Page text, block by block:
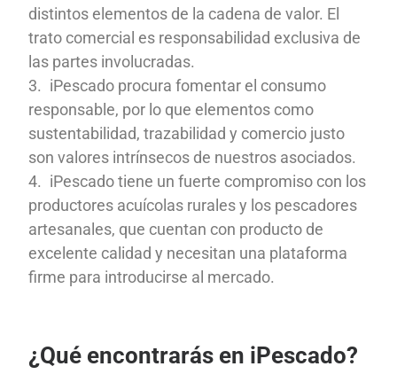
distintos elementos de la cadena de valor. El
trato comercial es responsabilidad exclusiva de
las partes involucradas.
iPescado procura fomentar el consumo
responsable, por lo que elementos como
sustentabilidad, trazabilidad y comercio justo
son valores intrínsecos de nuestros asociados.
iPescado tiene un fuerte compromiso con los
productores acuícolas rurales y los pescadores
artesanales, que cuentan con producto de
excelente calidad y necesitan una plataforma
firme para introducirse al mercado.
¿Qué encontrarás en iPescado?